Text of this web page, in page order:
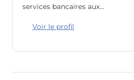
services bancaires aux…
Voir le profil